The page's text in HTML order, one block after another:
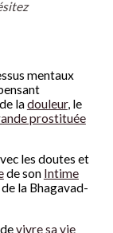
mentaux
ladouleur, le
prostituée
les doutes et
de son Intime
la Bhagavad-
vivre sa vie